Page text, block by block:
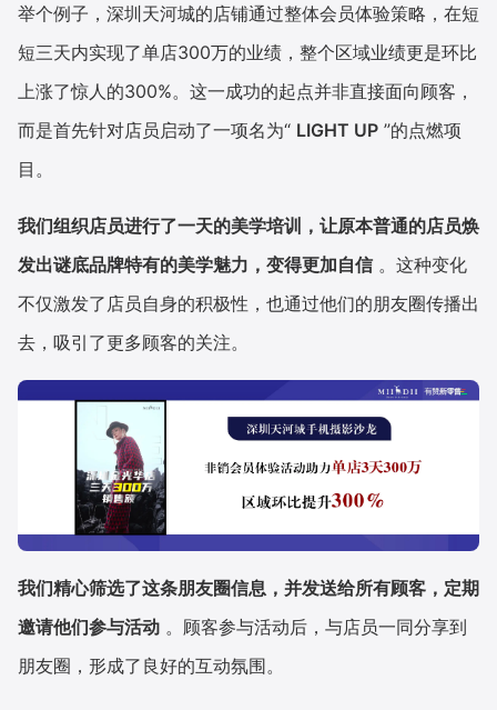
举个例子，深圳天河城的店铺通过整体会员体验策略，在短
短三天内实现了单店300万的业绩，整个区域业绩更是环比
上涨了惊人的300%。这一成功的起点并非直接面向顾客，
而是首先针对店员启动了一项名为“ LIGHT UP ”的点燃项
目。
我们组织店员进行了一天的美学培训，让原本普通的店员焕
发出谜底品牌特有的美学魅力，变得更加自信 。这种变化
不仅激发了店员自身的积极性，也通过他们的朋友圈传播出
去，吸引了更多顾客的关注。
我们精心筛选了这条朋友圈信息，并发送给所有顾客，定期
邀请他们参与活动 。顾客参与活动后，与店员一同分享到
朋友圈，形成了良好的互动氛围。